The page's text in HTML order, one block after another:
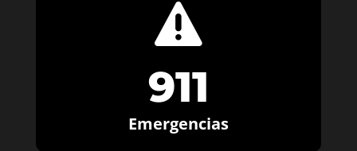

911
Emergencias